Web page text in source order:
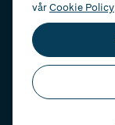
vårCookie Policy